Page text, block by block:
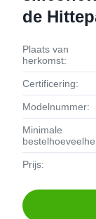
de
Plaats van
herkomst:
Certificering:
Modelnummer:
Minimale
Prijs: